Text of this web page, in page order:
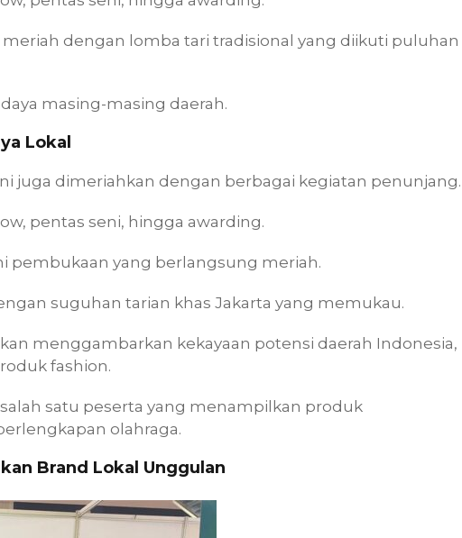
dengan lomba tari tradisional yang diikuti puluhan
masing-masing daerah.
Lokal
juga dimeriahkan dengan berbagai kegiatan penunjang.
pentas seni, hingga awarding.
pembukaan yang berlangsung meriah.
suguhan tarian khas Jakarta yang memukau.
menggambarkan kekayaan potensi daerah Indonesia,
fashion.
satu peserta yang menampilkan produk
olahraga.
Brand Lokal Unggulan